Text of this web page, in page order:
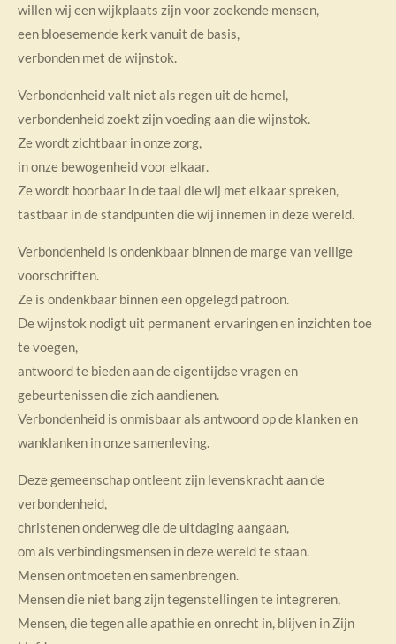
willen wij een wijkplaats zijn voor zoekende mensen,
een bloesemende kerk vanuit de basis,
verbonden met de wijnstok.
Verbondenheid valt niet als regen uit de hemel,
verbondenheid zoekt zijn voeding aan die wijnstok.
Ze wordt zichtbaar in onze zorg,
in onze bewogenheid voor elkaar.
Ze wordt hoorbaar in de taal die wij met elkaar spreken,
tastbaar in de standpunten die wij innemen in deze wereld.
Verbondenheid is ondenkbaar binnen de marge van veilige
voorschriften.
Ze is ondenkbaar binnen een opgelegd patroon.
De wijnstok nodigt uit permanent ervaringen en inzichten toe
te voegen,
antwoord te bieden aan de eigentijdse vragen en
gebeurtenissen die zich aandienen.
Verbondenheid is onmisbaar als antwoord op de klanken en
wanklanken in onze samenleving.
Deze gemeenschap ontleent zijn levenskracht aan de
verbondenheid,
christenen onderweg die de uitdaging aangaan,
om als verbindingsmensen in deze wereld te staan.
Mensen ontmoeten en samenbrengen.
Mensen die niet bang zijn tegenstellingen te integreren,
Mensen, die tegen alle apathie en onrecht in, blijven in Zijn